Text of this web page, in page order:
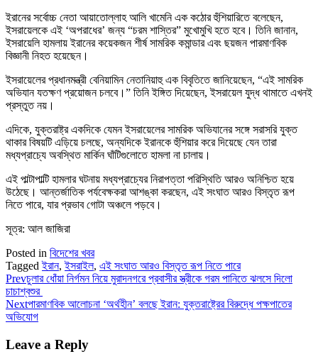
ইরানের সর্বোচ্চ নেতা আয়াতোল্লাহ আলি খামেনি এক কঠোর হুঁশিয়ারিতে বলেছেন,
ইসরায়েলকে এই ‘অপরাধের’ জন্য “চরম শাস্তির” মুখোমুখি হতে হবে। তিনি জানান,
ইসরায়েলি হামলায় ইরানের কয়েকজন শীর্ষ সামরিক কমান্ডার এবং ছয়জন পারমাণবিক
বিজ্ঞানী নিহত হয়েছেন।
ইসরায়েলের প্রধানমন্ত্রী বেনিয়ামিন নেতানিয়াহু এক বিবৃতিতে জানিয়েছেন, “এই সামরিক
অভিযান যতক্ষণ প্রয়োজন চলবে।” তিনি ইঙ্গিত দিয়েছেন, ইসরায়েল যুদ্ধ থামাতে এখনই
প্রস্তুত নয়।
এদিকে, যুক্তরাষ্ট্র একদিকে যেমন ইসরায়েলের সামরিক অভিযানের সঙ্গে সরাসরি যুক্ত
থাকার বিষয়টি এড়িয়ে চলছে, অন্যদিকে ইরানকে হুঁশিয়ার করে দিয়েছে যেন তারা
মধ্যপ্রাচ্যে অবস্থিত মার্কিন ঘাঁটিগুলোতে হামলা না চালায়।
এই পাল্টাপাল্টি হামলার ঘটনায় মধ্যপ্রাচ্যের নিরাপত্তা পরিস্থিতি আরও অনিশ্চিত হয়ে
উঠেছে। আন্তর্জাতিক পর্যবেক্ষকরা আশঙ্কা করছেন, এই সংঘাত আরও বিস্তৃত রূপ
নিতে পারে, যার প্রভাব গোটা অঞ্চলে পড়বে।
সূত্র: আল জাজিরা
Posted in বিদেশের খবর
Taggedইরান,ইসরাইল, এই সংঘাত আরও বিস্তৃত রূপ নিতে পারে
Prevচুলার ধোঁয়া নির্গমন নিয়ে মুরাদনগরে প্রবাসীর স্ত্রীকে গরম পানিতে ঝলসে দিলো
চাচাশ্বশুর
Nextপারমাণবিক আলোচনা ‘অর্থহীন’ বলছে ইরান: যুক্তরাষ্ট্রের বিরুদ্ধে পক্ষপাতের
অভিযোগ
Leave a Reply